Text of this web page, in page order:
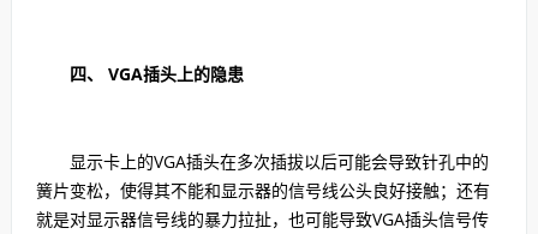
四、 VGA插头上的隐患
显示卡上的VGA插头在多次插拔以后可能会导致针孔中的
簧片变松，使得其不能和显示器的信号线公头良好接触；还有
就是对显示器信号线的暴力拉扯，也可能导致VGA插头信号传